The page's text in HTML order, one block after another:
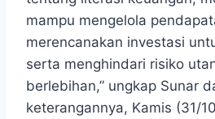
mampu mengelola
merencanakan investasi
serta menghindari risiko
berlebihan,” ungkap Sunar
keterangannya, Kamis (31/